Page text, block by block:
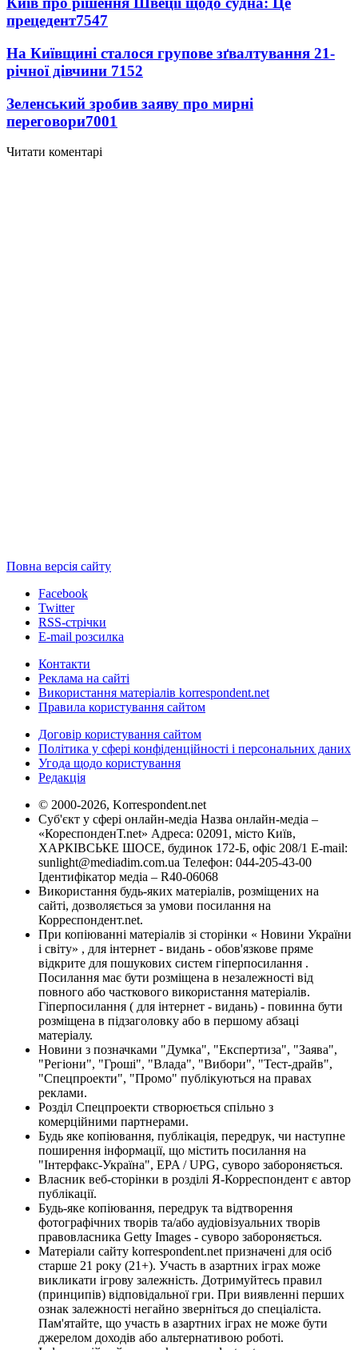
прецедент7547
На Київщині сталося групове зґвалтування 21-
річної дівчини 7152
Зеленський зробив заяву про мирні
переговори7001
Читати коментарі
Повна версія сайту
Facebook
Twitter
RSS-стрічки
E-mail розсилка
Контакти
Реклама на сайті
Використання матеріалів korrespondent.net
Правила користування сайтом
Договір користування сайтом
Політика у сфері конфіденційності і персональних даних
Угода щодо користування
Редакція
© 2000-2026, Korrespondent.net
Суб'єкт у сфері онлайн-медіа Назва онлайн-медіа –
«КореспонденТ.net» Адреса: 02091, місто Київ,
ХАРКІВСЬКЕ ШОСЕ, будинок 172-Б, офіс 208/1 E-mail:
sunlight@mediadim.com.ua Телефон: 044-205-43-00
Ідентифікатор медіа – R40-06068
Використання будь-яких матеріалів, розміщених на
сайті, дозволяється за умови посилання на
Корреспондент.net.
При копіюванні матеріалів зі сторінки « Новини України
і світу» , для інтернет - видань - обов'язкове пряме
відкрите для пошукових систем гіперпосилання .
Посилання має бути розміщена в незалежності від
повного або часткового використання матеріалів.
Гіперпосилання ( для інтернет - видань) - повинна бути
розміщена в підзаголовку або в першому абзаці
матеріалу.
Новини з позначками "Думка", "Експертиза", "Заява",
"Регіони", "Гроші", "Влада", "Вибори", "Тест-драйв",
"Спецпроекти", "Промо" публікуються на правах
реклами.
Розділ Спецпроекти створюється спільно з
комерційними партнерами.
Будь яке копіювання, публікація, передрук, чи наступне
поширення інформації, що містить посилання на
"Інтерфакс-Україна", EPA / UPG, суворо забороняється.
Власник веб-сторінки в розділі Я-Корреспондент є автор
публікації.
Будь-яке копіювання, передрук та відтворення
фотографічних творів та/або аудіовізуальних творів
правовласника Getty Images - суворо забороняється.
Матеріали сайту korrespondent.net призначені для осіб
старше 21 року (21+). Участь в азартних іграх може
викликати ігрову залежність. Дотримуйтесь правил
(принципів) відповідальної гри. При виявленні перших
ознак залежності негайно зверніться до спеціаліста.
Пам'ятайте, що участь в азартних іграх не може бути
джерелом доходів або альтернативою роботі.